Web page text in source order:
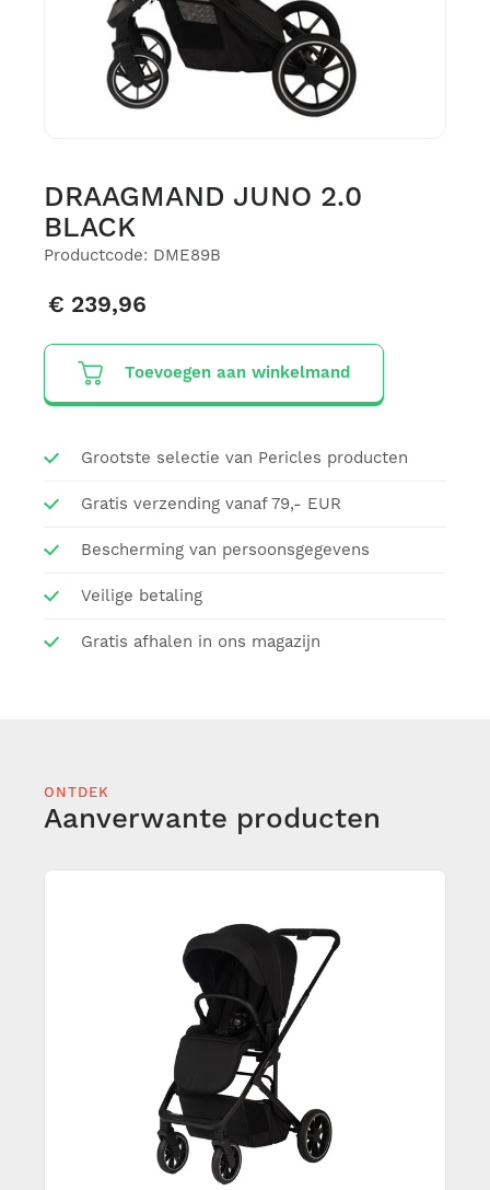
DRAAGMAND JUNO 2.0
BLACK
Productcode: DME89B
€ 239,96
Toevoegen aan winkelmand
Grootste selectie van Pericles producten
Gratis verzending vanaf 79,- EUR
Bescherming van persoonsgegevens
Veilige betaling
Gratis afhalen in ons magazijn
ONTDEK
Aanverwante producten